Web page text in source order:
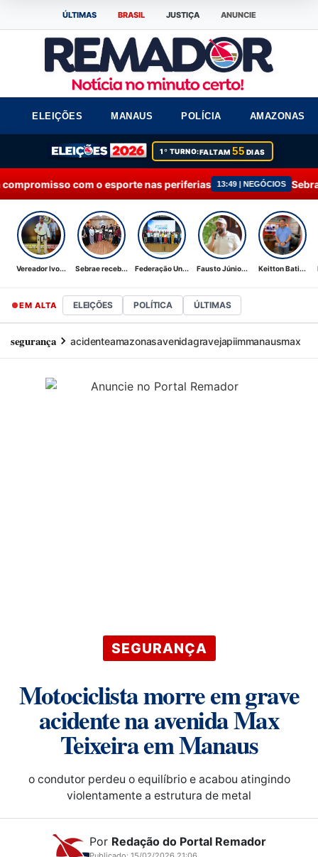
ÚLTIMAS BRASIL JUSTIÇA ANUNCIE
ELEIÇÕES MANAUS POLÍCIA AMAZONAS
1º TURNO:FALTAM55 DIAS
esporte nas periferias 13:49 | NEGÓCIOS Sebrae recebe Moção de
Vereador Ivo... Sebrae receb... Federação Un... Fausto Júnio... Keitton Bati...
EM ALTA ELEIÇÕES POLÍTICA ÚLTIMAS
segurança acidenteamazonasavenidagravejapiimmanausmax
SEGURANÇA
Motociclista morre em grave
acidente na avenida Max
Teixeira em Manaus
o condutor perdeu o equilíbrio e acabou atingindo
violentamente a estrutura de metal
Por Redação do Portal Remador